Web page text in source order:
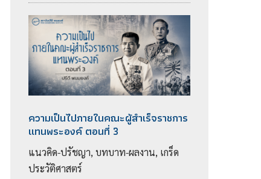
ความเป็นไปภายในคณะผู้สำเร็จราชการ
แทนพระองค์ ตอนที่ 3
แนวคิด-ปรัชญา, บทบาท-ผลงาน, เกร็ด
ประวัติศาสตร์